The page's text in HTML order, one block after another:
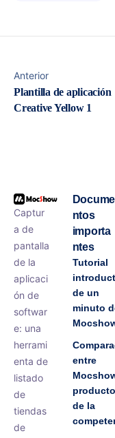
Anterior
Plantilla de aplicación
Creative Yellow 1
Captur
a de
pantalla
de la
aplicaci
ón de
softwar
e: una
herrami
enta de
listado
de
tiendas
de
Docume
ntos
importa
ntes
Tutorial
de un
minuto
entre
de la